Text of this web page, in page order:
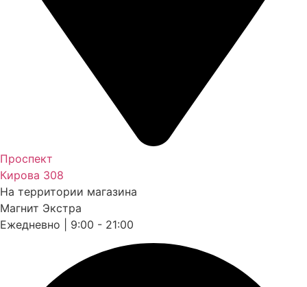
Проспект
Кирова 308
На территории магазина
Магнит Экстра
Ежедневно | 9:00 - 21:00